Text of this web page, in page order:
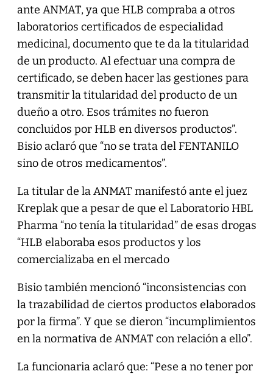
ante ANMAT, ya que HLB compraba a otros
laboratorios certificados de especialidad
medicinal, documento que te da la titularidad
de un producto. Al efectuar una compra de
certificado, se deben hacer las gestiones para
transmitir la titularidad del producto de un
dueño a otro. Esos trámites no fueron
concluidos por HLB en diversos productos”.
Bisio aclaró que “no se trata del FENTANILO
sino de otros medicamentos”.
La titular de la ANMAT manifestó ante el juez
Kreplak que a pesar de que el Laboratorio HBL
Pharma “no tenía la titularidad” de esas drogas
“HLB elaboraba esos productos y los
comercializaba en el mercado
Bisio también mencionó “inconsistencias con
la trazabilidad de ciertos productos elaborados
por la firma”. Y que se dieron “incumplimientos
en la normativa de ANMAT con relación a ello”.
La funcionaria aclaró que: “Pese a no tener por